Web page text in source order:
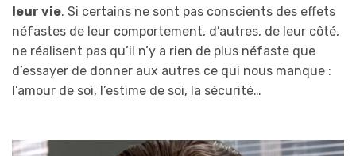
leur vie. Si certains ne sont pas conscients des effets
néfastes de leur comportement, d’autres, de leur côté,
ne réalisent pas qu’il n’y a rien de plus néfaste que
d’essayer de donner aux autres ce qui nous manque :
l’amour de soi, l’estime de soi, la sécurité…